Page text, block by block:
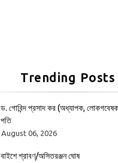
Trending Posts
ড. গোবিন্দ প্রসাদ কর (অধ্যাপক,
পতি
August 06, 2026
বাইশে শ্রাবণ/অসিতরঞ্জন ঘোষ